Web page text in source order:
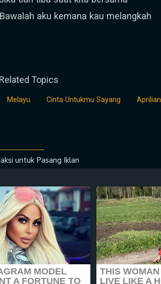
Bawalah aku kemana kau melangkah
Related Topics
Melayu Cinta Untukmu Sayang Aprilian
untuk Pasang Iklan